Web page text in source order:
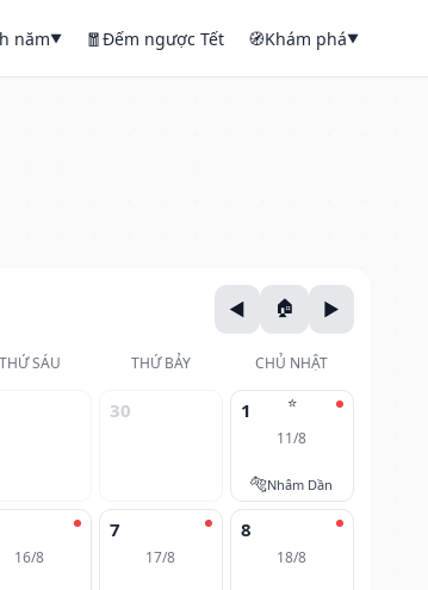
năm▼ 🧧Đếm ngược Tết 🧭Khám phá▼
THỨ SÁU THỨ BẢY CHỦ NHẬT
30 ⭐
1
11/8
🐅Nhâm Dần
16/8
7
17/8
8
18/8